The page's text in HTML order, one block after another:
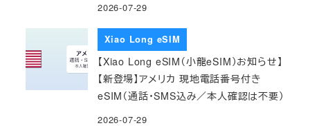
2026-07-29
Xiao Long eSIM
【Xiao Long eSIM（小龍eSIM）お知らせ】
【新登場】アメリカ 現地電話番号付き
eSIM（通話・SMS込み／本人確認は不要）
2026-07-29